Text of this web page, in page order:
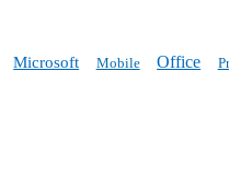
Microsoft Mobile Office